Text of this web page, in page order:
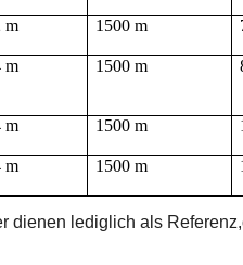
m 1500 m
m 1500 m
m 1500 m
m 1500 m
dienen lediglich als